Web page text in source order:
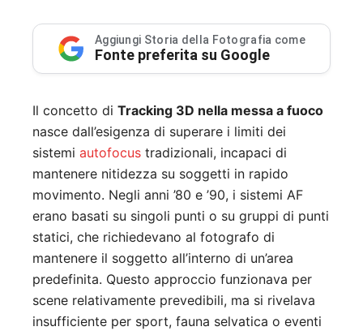
Aggiungi Storia della Fotografia come
Fonte preferita su Google
Il concetto di Tracking 3D nella messa a fuoco
nasce dall’esigenza di superare i limiti dei
sistemi autofocus tradizionali, incapaci di
mantenere nitidezza su soggetti in rapido
movimento. Negli anni ’80 e ’90, i sistemi AF
erano basati su singoli punti o su gruppi di punti
statici, che richiedevano al fotografo di
mantenere il soggetto all’interno di un’area
predefinita. Questo approccio funzionava per
scene relativamente prevedibili, ma si rivelava
insufficiente per sport, fauna selvatica o eventi